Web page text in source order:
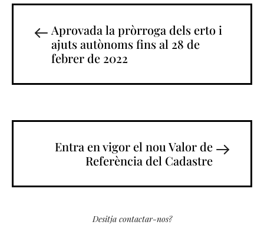
Aprovada la pròrroga dels erto i
ajuts autònoms fins al 28 de
febrer de 2022
Entra en vigor el nou Valor de
Referència del Cadastre
Desitja contactar-nos?